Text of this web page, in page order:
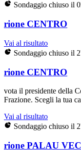
Sondaggio chiuso il
rione CENTRO
Vai al risultato
Sondaggio chiuso il
rione CENTRO
vota il presidente della
Frazione. Scegli la tua
Vai al risultato
Sondaggio chiuso il
rione PALAU